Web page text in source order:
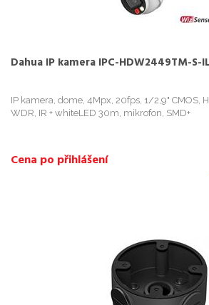
Dahua IP kamera IPC-HDW2449TM-S-
IP kamera, dome, 4Mpx, 20fps, 1/2,9" CMOS,
WDR, IR + whiteLED 30m, mikrofon, SMD+
Cena po přihlášení